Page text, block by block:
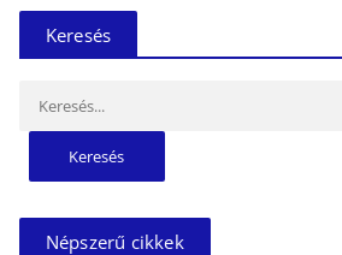
Keresés
Népszerű cikkek